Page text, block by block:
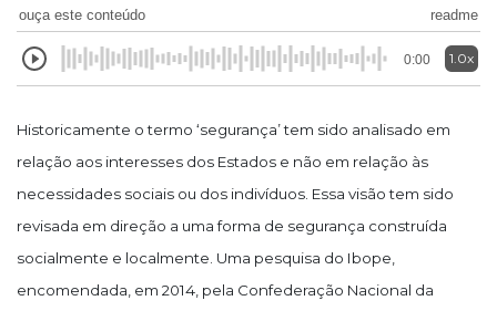
ouça este conteúdo readme
0:00 1.0x
Historicamente o termo ‘segurança’ tem sido analisado em
relação aos interesses dos Estados e não em relação às
necessidades sociais ou dos indivíduos. Essa visão tem sido
revisada em direção a uma forma de segurança construída
socialmente e localmente. Uma pesquisa do Ibope,
encomendada, em 2014, pela Confederação Nacional da